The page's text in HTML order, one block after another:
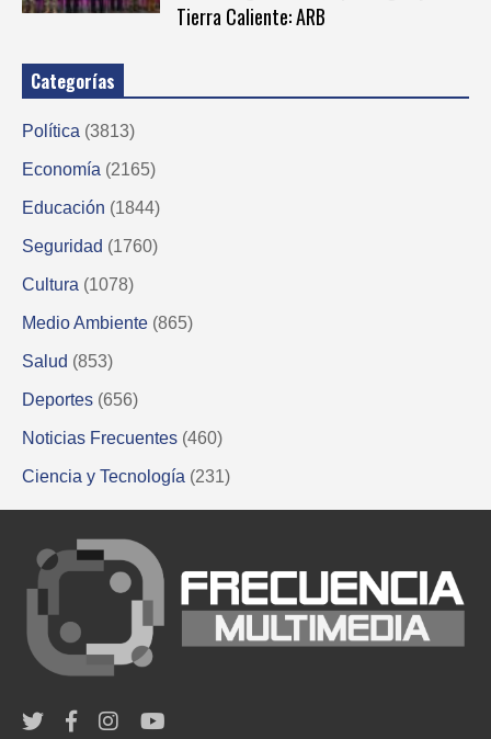
Tierra Caliente: ARB
Categorías
Política (3813)
Economía (2165)
Educación (1844)
Seguridad (1760)
Cultura (1078)
Medio Ambiente (865)
Salud (853)
Deportes (656)
Noticias Frecuentes (460)
Ciencia y Tecnología (231)